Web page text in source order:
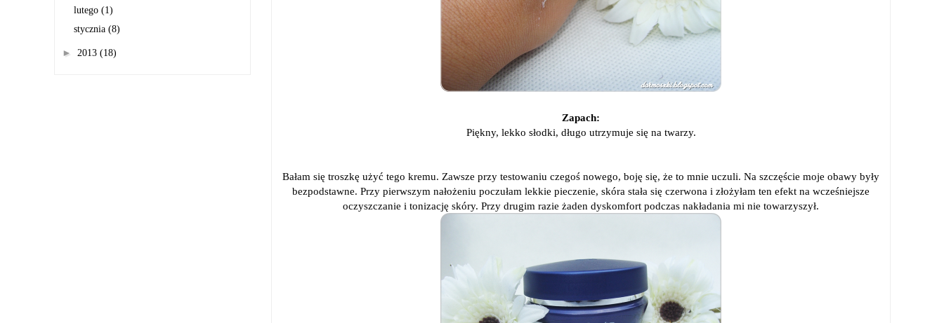
Zapach:
Piękny, lekko słodki, długo utrzymuje się na twarzy.
Bałam się troszkę użyć tego kremu. Zawsze przy testowaniu czegoś nowego, boję się, że to mnie uczuli. Na szczęście moje obawy były
bezpodstawne. Przy pierwszym nałożeniu poczułam lekkie pieczenie, skóra stała się czerwona i złożyłam ten efekt na wcześniejsze
oczyszczanie i tonizację skóry. Przy drugim razie żaden dyskomfort podczas nakładania mi nie towarzyszył.
lutego (1)
stycznia (8)
► 2013 (18)